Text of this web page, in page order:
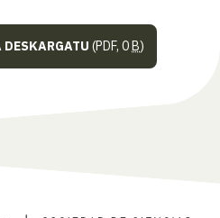
(PDF, 0 B)